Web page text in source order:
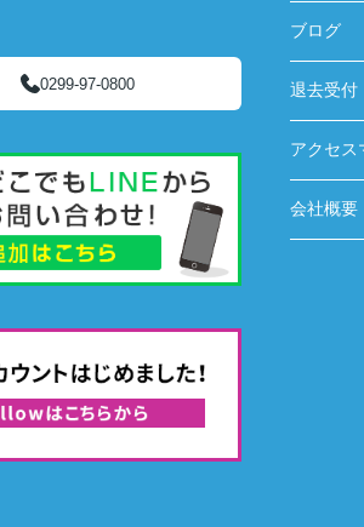
0299-97-0800
ブログ
退去受付
アクセス
会社概要